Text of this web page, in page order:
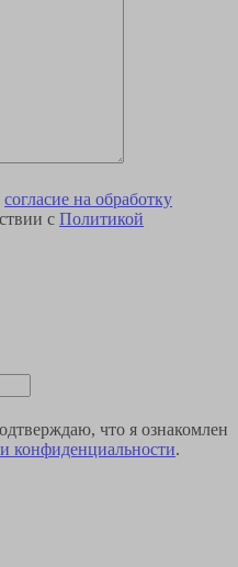
согласие на обработку
с Политикой
что я ознакомлен
конфиденциальности.